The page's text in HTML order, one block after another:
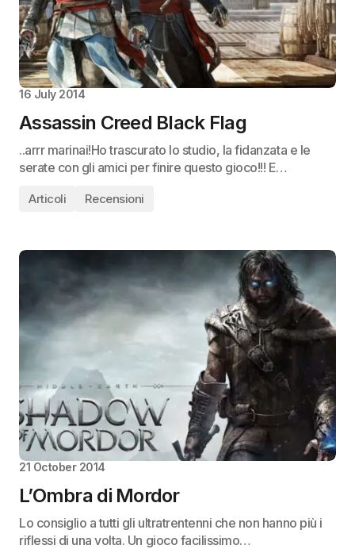
16 July 2014
Assassin Creed Black Flag
..arrr marinai!Ho trascurato lo studio, la fidanzata e le
serate con gli amici per finire questo gioco!!! E…
Articoli Recensioni
21 October 2014
L’Ombra di Mordor
Lo consiglio a tutti gli ultratrentenni che non hanno più i
riflessi di una volta. Un gioco facilissimo…